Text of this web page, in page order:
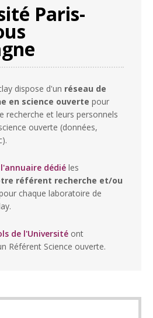
Paris-
dispose d'un réseau de
en science ouverte pour
recherche et leurs personnels
ouverte (données,
l'annuaire dédié les
référent recherche et/ou
chaque laboratoire de
de l'Université ont
Référent Science ouverte.